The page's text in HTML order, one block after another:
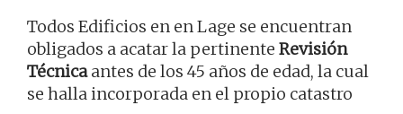
Todos Edificios en en Lage se encuentran
obligados a acatar la pertinente Revisión
Técnicaantes de los 45 años de edad, la cual
se halla incorporada en el propio catastro